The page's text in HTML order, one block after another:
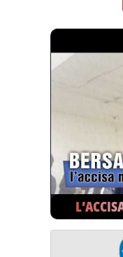
'KYOTO:
'BRUCIATORI